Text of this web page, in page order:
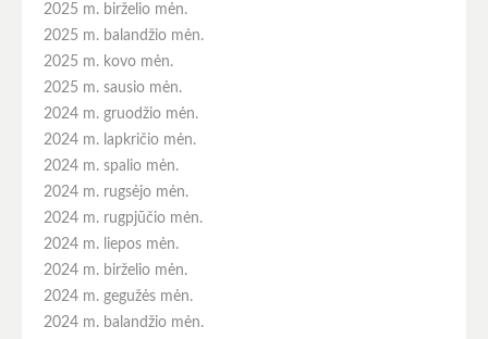
2025 m. birželio mėn.
2025 m. balandžio mėn.
2025 m. kovo mėn.
2025 m. sausio mėn.
2024 m. gruodžio mėn.
2024 m. lapkričio mėn.
2024 m. spalio mėn.
2024 m. rugsėjo mėn.
2024 m. rugpjūčio mėn.
2024 m. liepos mėn.
2024 m. birželio mėn.
2024 m. gegužės mėn.
2024 m. balandžio mėn.